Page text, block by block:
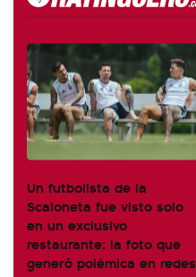
Un futbolista de la
Scaloneta fue visto solo
en un exclusivo
restaurante: la foto que
generó polémica en redes